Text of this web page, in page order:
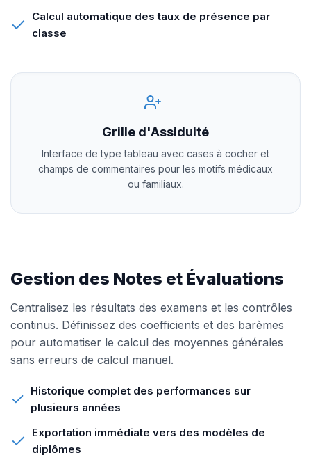
Calcul automatique des taux de présence par
classe
Grille d'Assiduité
Interface de type tableau avec cases à cocher et
champs de commentaires pour les motifs médicaux
ou familiaux.
Gestion des Notes et Évaluations
Centralisez les résultats des examens et les contrôles
continus. Définissez des coefficients et des barèmes
pour automatiser le calcul des moyennes générales
sans erreurs de calcul manuel.
Historique complet des performances sur
plusieurs années
Exportation immédiate vers des modèles de
diplômes